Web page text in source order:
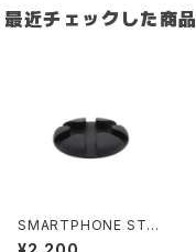
最近チェックした商品
SMARTPHONE STA
ND -STONE TASTE-